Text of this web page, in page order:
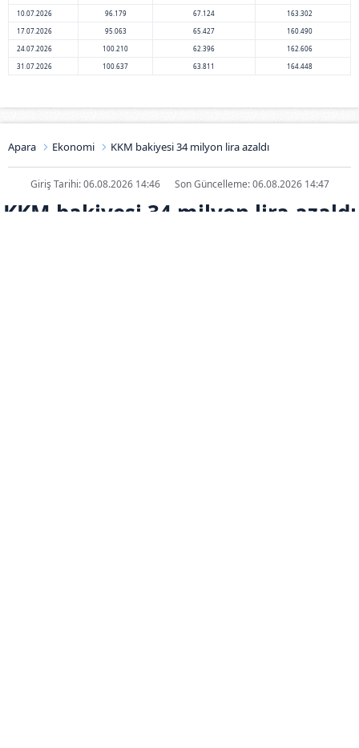
10.07.2026
96.179 67.124
163.302
17.07.2026
95.063 65.427
160.490
24.07.2026
100.210 62.396
162.606
31.07.2026
100.637 63.811 164.448
Apara Ekonomi KKM bakiyesi 34 milyon lira azaldı
Giriş Tarihi: 06.08.2026 14:46 Son Güncelleme: 06.08.2026 14:47
KKM bakiyesi 34 milyon lira azaldı